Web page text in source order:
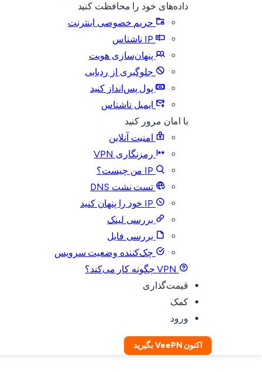
داده‌های خود را محافظت کنید
حریم خصوصی اینترنت
IP ناشناس
پنهان‌سازی هویت
جلوگیری از ردیابی
پول پس‌انداز کنید
ایمیل ناشناس
با امان مرور کنید
امنیت آنلاین
رمزنگاری VPN
IP من چیست؟
تست نشت DNS
IP خود را پنهان کنید
بررسی لینک
بررسی فایل
چک‌کننده وضعیت سرویس
VPN چگونه کار می‌کند؟
قیمت‌گذاری
کمک
ورود
اکنون VeePN بگیرید